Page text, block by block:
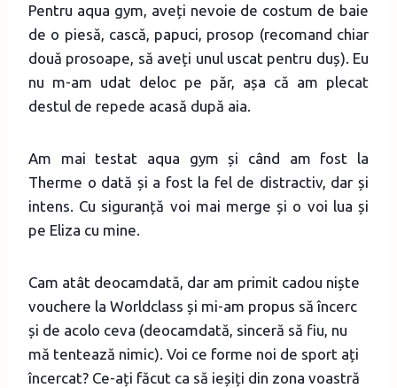
Pentru aqua gym, aveți nevoie de costum de baie
de o piesă, cască, papuci, prosop (recomand chiar
două prosoape, să aveți unul uscat pentru duș). Eu
nu m-am udat deloc pe păr, așa că am plecat
destul de repede acasă după aia.
Am mai testat aqua gym și când am fost la
Therme o dată și a fost la fel de distractiv, dar și
intens. Cu siguranță voi mai merge și o voi lua și
pe Eliza cu mine.
Cam atât deocamdată, dar am primit cadou niște
vouchere la Worldclass și mi-am propus să încerc
și de acolo ceva (deocamdată, sinceră să fiu, nu
mă tentează nimic). Voi ce forme noi de sport ați
încercat? Ce-ați făcut ca să ieșiți din zona voastră